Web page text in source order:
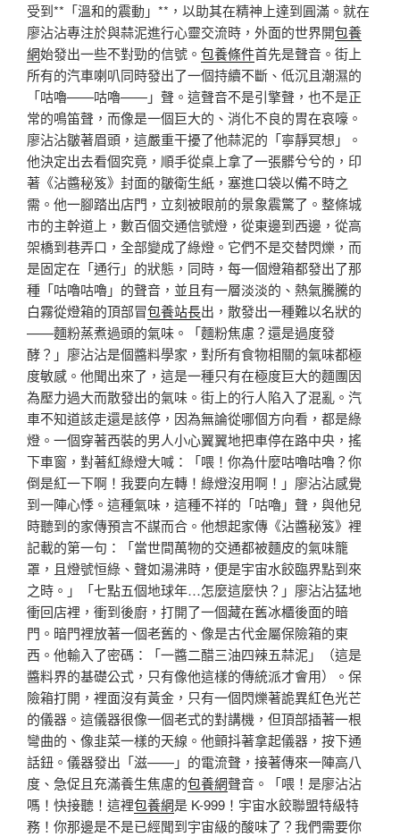
受到**「溫和的震動」**，以助其在精神上達到圓滿。就在
廖沾沾專注於與蒜泥進行心靈交流時，外面的世界開包養
網始發出一些不對勁的信號。 包養條件首先是聲音。街上
所有的汽車喇叭同時發出了一個持續不斷、低沉且潮濕的
「咕嚕——咕嚕——」聲。這聲音不是引擎聲，也不是正
常的鳴笛聲，而像是一個巨大的、消化不良的胃在哀嚎。
廖沾沾皺著眉頭，這嚴重干擾了他蒜泥的「寧靜冥想」。
他決定出去看個究竟，順手從桌上拿了一張髒兮兮的，印
著《沾醬秘笈》封面的皺衛生紙，塞進口袋以備不時之
需。他一腳踏出店門，立刻被眼前的景象震驚了。整條城
市的主幹道上，數百個交通信號燈，從東邊到西邊，從高
架橋到巷弄口，全部變成了綠燈。它們不是交替閃爍，而
是固定在「通行」的狀態，同時，每一個燈箱都發出了那
種「咕嚕咕嚕」的聲音，並且有一層淡淡的、熱氣騰騰的
白霧從燈箱的頂部冒包養站長出，散發出一種難以名狀的
——麵粉蒸煮過頭的氣味。「麵粉焦慮？還是過度發
酵？」廖沾沾是個醬料學家，對所有食物相關的氣味都極
度敏感。他聞出來了，這是一種只有在極度巨大的麵團因
為壓力過大而散發出的氣味。街上的行人陷入了混亂。汽
車不知道該走還是該停，因為無論從哪個方向看，都是綠
燈。一個穿著西裝的男人小心翼翼地把車停在路中央，搖
下車窗，對著紅綠燈大喊：「喂！你為什麼咕嚕咕嚕？你
倒是紅一下啊！我要向左轉！綠燈沒用啊！」廖沾沾感覺
到一陣心悸。這種氣味，這種不祥的「咕嚕」聲，與他兒
時聽到的家傳預言不謀而合。他想起家傳《沾醬秘笈》裡
記載的第一句：「當世間萬物的交通都被麵皮的氣味籠
罩，且燈號恒綠、聲如湯沸時，便是宇宙水餃臨界點到來
之時。」「七點五個地球年…怎麼這麼快？」廖沾沾猛地
衝回店裡，衝到後廚，打開了一個藏在舊冰櫃後面的暗
門。暗門裡放著一個老舊的、像是古代金屬保險箱的東
西。他輸入了密碼：「一醬二醋三油四辣五蒜泥」（這是
醬料界的基礎公式，只有像他這樣的傳統派才會用）。保
險箱打開，裡面沒有黃金，只有一個閃爍著詭異紅色光芒
的儀器。這儀器很像一個老式的對講機，但頂部插著一根
彎曲的、像韭菜一樣的天線。他顫抖著拿起儀器，按下通
話鈕。儀器發出「滋——」的電流聲，接著傳來一陣高八
度、急促且充滿養生焦慮的包養網聲音。「喂！是廖沾沾
嗎！快接聽！這裡包養網是 K-999！宇宙水餃聯盟特級特
務！你那邊是不是已經聞到宇宙級的酸味了？我們需要你